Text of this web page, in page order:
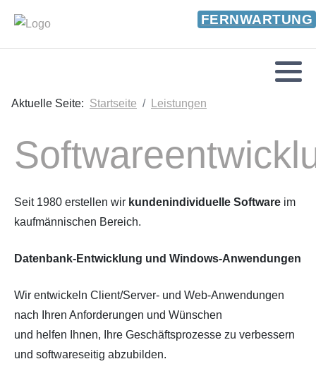
FERNWARTUNG
Aktuelle Seite: Startseite Leistungen
Seit 1980 erstellen wir kundenindividuelle Software im
kaufmännischen Bereich.
Datenbank-Entwicklung und Windows-Anwendungen
Wir entwickeln Client/Server- und Web-Anwendungen
nach Ihren Anforderungen und Wünschen
und helfen Ihnen, Ihre Geschäftsprozesse zu verbessern
und softwareseitig abzubilden.